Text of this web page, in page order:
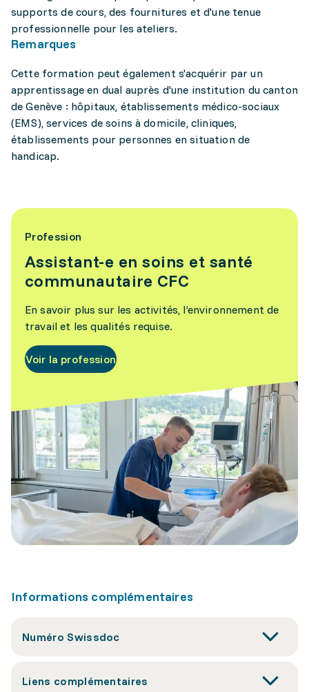
supports de cours, des fournitures et d'une tenue
professionnelle pour les ateliers.
Remarques
Cette formation peut également s'acquérir par un
apprentissage en dual auprès d'une institution du canton
de Genève : hôpitaux, établissements médico-sociaux
(EMS), services de soins à domicile, cliniques,
établissements pour personnes en situation de
handicap.
Profession
Assistant-e en soins et santé
communautaire CFC
En savoir plus sur les activités, l’environnement de
travail et les qualités requise.
Voir la profession
Informations complémentaires
Numéro Swissdoc
Liens complémentaires